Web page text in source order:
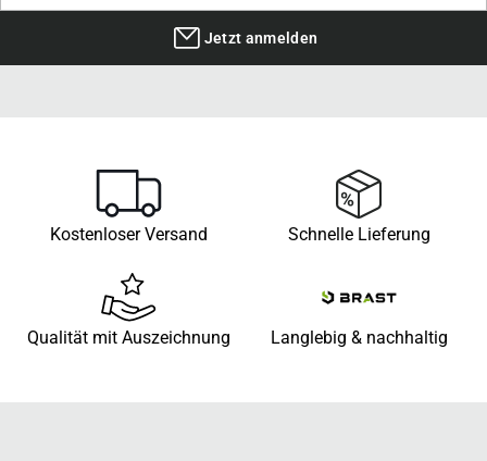
Jetzt anmelden
Kostenloser Versand Schnelle Lieferung
Qualität mit Auszeichnung Langlebig & nachhaltig